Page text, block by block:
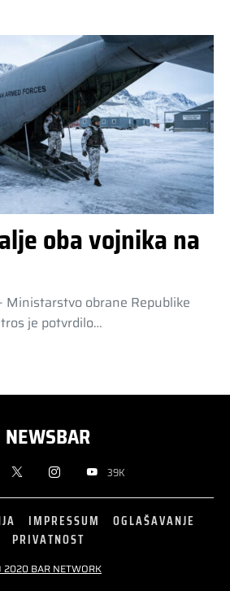
oba vojnika na
Ministarstvo obrane Republike
je potvrdilo…
NEWSBAR
39K
IMPRESSUM
OGLAŠAVANJE
PRIVATNOST
2020 BAR NETWORK